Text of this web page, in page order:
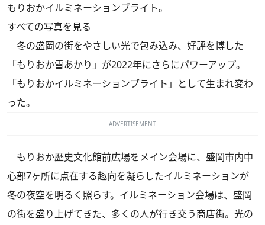
もりおかイルミネーションブライト。
すべての写真を見る
冬の盛岡の街をやさしい光で包み込み、好評を博した
「もりおか雪あかり」が2022年にさらにパワーアップ。
「もりおかイルミネーションブライト」として生まれ変わ
った。
ADVERTISEMENT
もりおか歴史文化館前広場をメイン会場に、盛岡市内中
心部7ヶ所に点在する趣向を凝らしたイルミネーションが
冬の夜空を明るく照らす。イルミネーション会場は、盛岡
の街を盛り上げてきた、多くの人が行き交う商店街。光の